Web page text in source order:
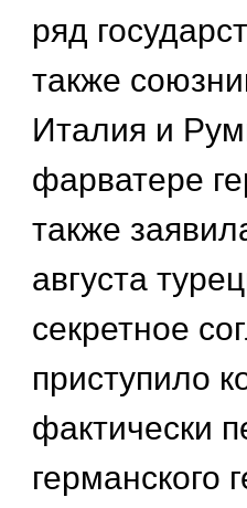
ряд
также
Италия и
фарватере
также
августа
секретное
приступило
фактически
германского